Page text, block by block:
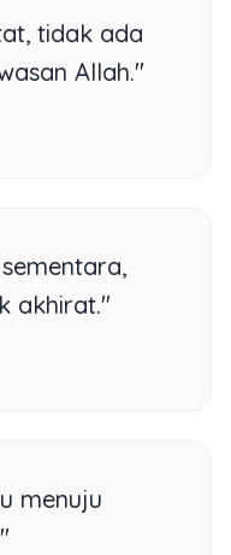
tidak ada
Allah."
akhirat."
menuju